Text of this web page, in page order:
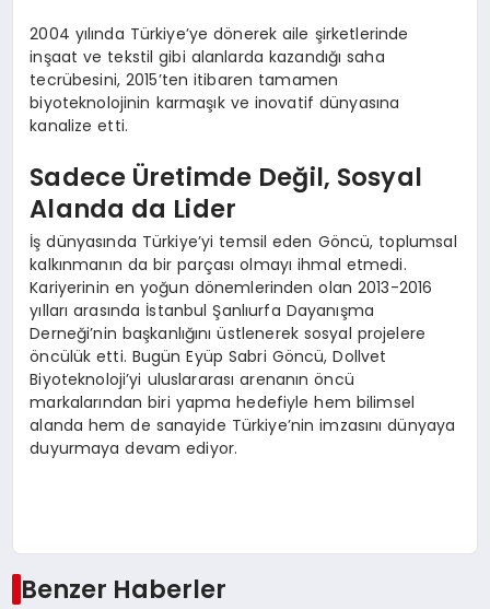
2004 yılında Türkiye’ye dönerek aile şirketlerinde
inşaat ve tekstil gibi alanlarda kazandığı saha
tecrübesini, 2015’ten itibaren tamamen
biyoteknolojinin karmaşık ve inovatif dünyasına
kanalize etti.
Sadece Üretimde Değil, Sosyal
Alanda da Lider
İş dünyasında Türkiye’yi temsil eden Göncü, toplumsal
kalkınmanın da bir parçası olmayı ihmal etmedi.
Kariyerinin en yoğun dönemlerinden olan 2013-2016
yılları arasında İstanbul Şanlıurfa Dayanışma
Derneği’nin başkanlığını üstlenerek sosyal projelere
öncülük etti. Bugün Eyüp Sabri Göncü, Dollvet
Biyoteknoloji’yi uluslararası arenanın öncü
markalarından biri yapma hedefiyle hem bilimsel
alanda hem de sanayide Türkiye’nin imzasını dünyaya
duyurmaya devam ediyor.
Benzer Haberler